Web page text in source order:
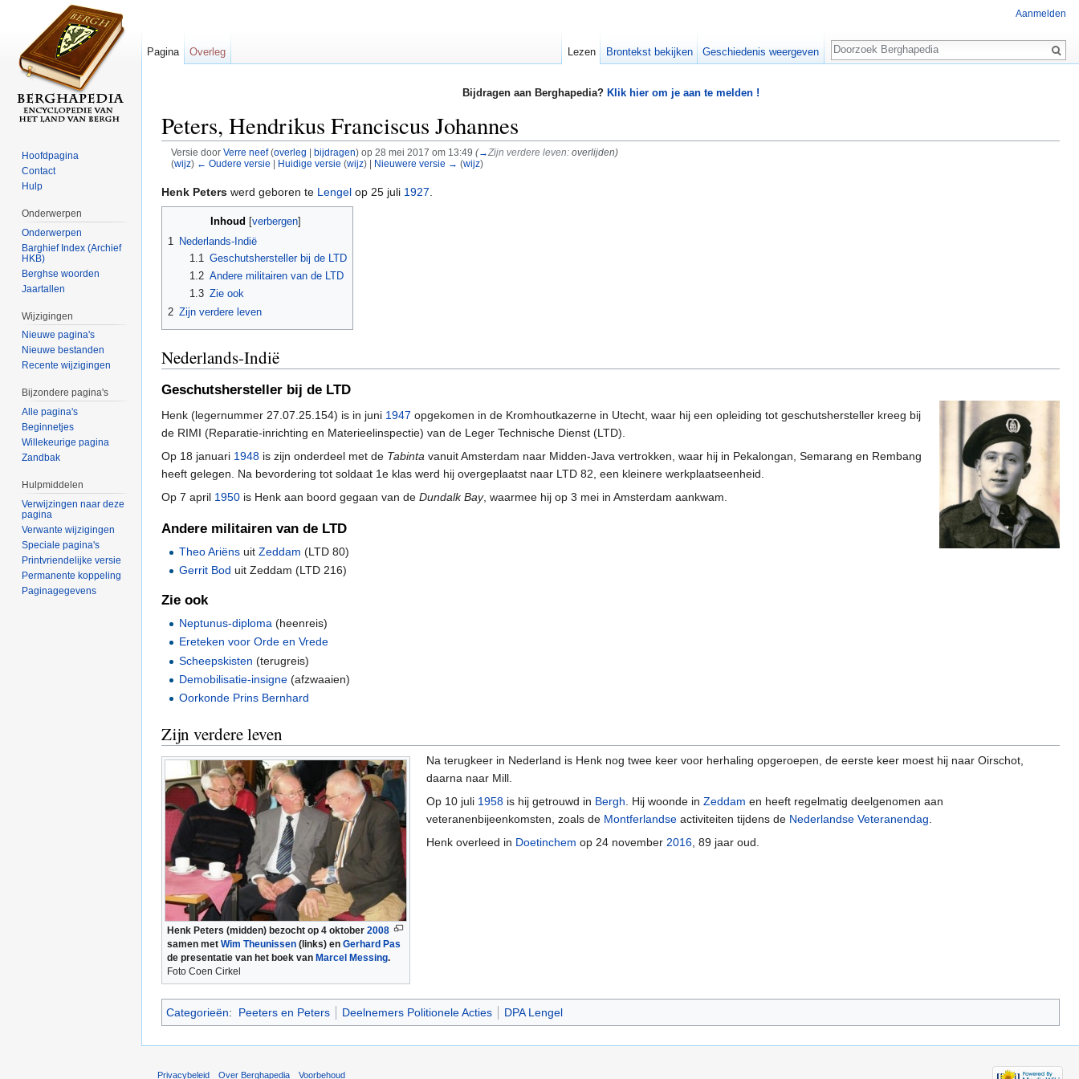
Bijdragen aan Berghapedia? Klik hier om je aan te melden !
Peters, Hendrikus Franciscus Johannes
Versie door Verre neef (overleg bijdragen)op 28 mei 2017 om 13:49 (→Zijn verdere leven: overlijden)
(wijz) ← Oudere versie Huidige versie (wijz) | Nieuwere versie → (wijz)
Henk Peters werd geboren te Lengel op 25 juli 1927
Inhoud [verbergen]
1
Nederlands-Indië
1.1 Geschutshersteller bij de LTD
1.2 Andere militairen van de LTD
1.3 Zie ook
2 Zijn verdere leven
Nederlands-Indië
Geschutshersteller bij de LTD
Henk (legernummer 27.07.25.154) is in juni 1947 opgekomen in de Kromhoutkazerne in Utecht, waar hij een opleiding tot geschutshersteller kreeg bij
de RIMI (Reparatie-inrichting en Materieelinspectie) van de Leger Technische Dienst (LTD).
Op 18 januari 1948 is zijn onderdeel met de Tabinta vanuit Amsterdam naar Midden-Java vertrokken, waar hij in Pekalongan, Semarang en Rembang
heeft gelegen. Na bevordering tot soldaat 1e klas werd hij overgeplaatst naar LTD 82, een kleinere werkplaatseenheid.
Op 7 april 1950 is Henk aan boord gegaan van de Dundalk Bay, waarmee hij op 3 mei in Amsterdam aankwam.
Andere militairen van de LTD
Theo Ariëns uitZeddam (LTD 80)
Gerrit Bod uit Zeddam (LTD 216)
Zie ook
Neptunus-diploma (heenreis)
Ereteken voor Orde en Vrede
Scheepskisten (terugreis)
Demobilisatie-insigne (afzwaaien)
Oorkonde Prins Bernhard
Zijn verdere leven
Henk Peters (midden) bezocht op 4 oktober 2008
samen met Wim Theunissen (links) en Gerhard Pas
de presentatie van het boek van Marcel Messing.
Foto Coen Cirkel
Na terugkeer in Nederland is Henk nog twee keer voor herhaling opgeroepen, de eerste keer moest hij naar Oirschot,
daarna naar Mill.
Op 10 juli 1958is hij getrouwd in Bergh. Hij woonde in Zeddam en heeft regelmatig deelgenomen aan
veteranenbijeenkomsten, zoals de Montferlandseactiviteiten tijdens de Nederlandse Veteranendag.
Henk overleed in Doetinchem op 24 november 2016, 89 jaar oud.
Categorieën: Peeters en Peters Deelnemers Politionele Acties DPA Lengel
Aanmelden
Pagina Overleg Lezen Brontekst bekijken Geschiedenis weergeven
Zoeken
Hoofdpagina
Contact
Hulp
Onderwerpen
Onderwerpen
Barghief Index (Archief
HKB)
Berghse woorden
Jaartallen
Wijzigingen
Nieuwe pagina's
Nieuwe bestanden
Recente wijzigingen
Bijzondere pagina's
Alle pagina's
Beginnetjes
Willekeurige pagina
Zandbak
Hulpmiddelen
Verwijzingen naar deze
pagina
Verwante wijzigingen
Speciale pagina's
Printvriendelijke versie
Permanente koppeling
Paginagegevens
Privacybeleid Over Berghapedia Voorbehoud